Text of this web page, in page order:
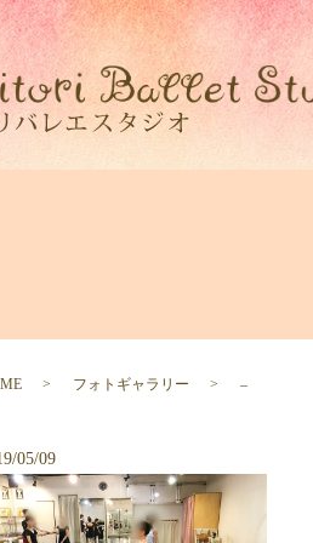
フォトギャラリー –
05/09